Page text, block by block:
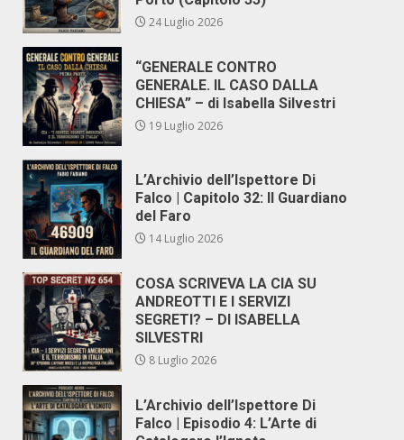
24 Luglio 2026
“GENERALE CONTRO
GENERALE. IL CASO DALLA
CHIESA” – di Isabella Silvestri
19 Luglio 2026
L’Archivio dell’Ispettore Di
Falco | Capitolo 32: Il Guardiano
del Faro
14 Luglio 2026
COSA SCRIVEVA LA CIA SU
ANDREOTTI E I SERVIZI
SEGRETI? – DI ISABELLA
SILVESTRI
8 Luglio 2026
L’Archivio dell’Ispettore Di
Falco | Episodio 4: L’Arte di